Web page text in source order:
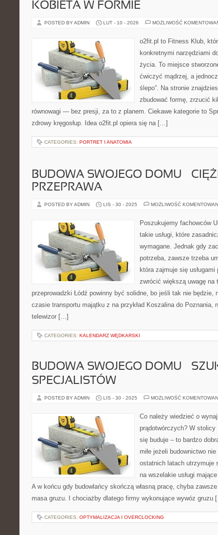
KOBIETA W FORMIE
POSTED BY ADMIN LUT - 10 - 2026 MOŻLIWOŚĆ
o2fit.pl to Fitness Klub,
konkretnymi narzędziami
życia. To miejsce
ćwiczyć mądrzej, a
ślepo”. Na stronie
zbudować formę, zrzucić
równowagi — bez presji, za to z planem. Ciekawe kategorie to
zdrowy kręgosłup. Idea o2fit.pl opiera się na […]
CATEGORIES: PORTRET I ANATOMIA
BUDOWA SWOJEGO DOMU –
PRZEPRAWA
POSTED BY ADMIN LIS - 30 - 2025 MOŻLIWOŚĆ
Poszukujemy fachowców
takie usługi, które
wymagane. Jednak gdy
potrzeba, zawsze trzeba
która zajmuje się
zwrócić większą uwagę
przeprowadzki Łódź powinny być solidne, bo jeśli tak nie będzie,
czasie transportu majątku z na przykład Koszalina do Poznania,
telewizor […]
CATEGORIES: KALENDARZ WĘDKARSKI
BUDOWA SWOJEGO DOMU –
SPECJALISTÓW
POSTED BY ADMIN LIS - 30 - 2025 MOŻLIWOŚĆ
Co należy wiedzieć o
prądotwórczych? W
się buduje – to bardzo
miłe jeżeli budownictwo
ostatnich latach utrzymuje
na wszelakie usługi
A w końcu gdy budowlańcy skończą własną pracę, chyba
masa gruzu. I chociażby dlatego firmy wykonujące wywóz gruzu
CATEGORIES: OPTYMALIZACJA I OVERCLOCKING